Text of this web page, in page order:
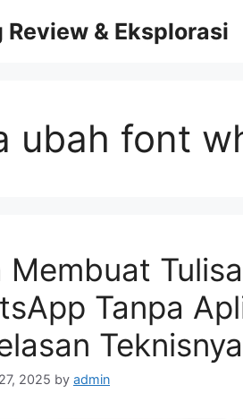
Review & Eksplorasi
ubah font
Membuat
Tanpa
Teknisnya
2025 by admin